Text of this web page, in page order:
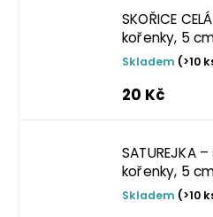
SKOŘICE
kořenky, 5
Skladem (>10
20 Kč
SATUREJKA
kořenky, 5
Skladem (>10